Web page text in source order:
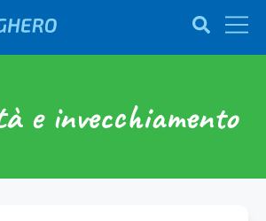
e invecchiamento